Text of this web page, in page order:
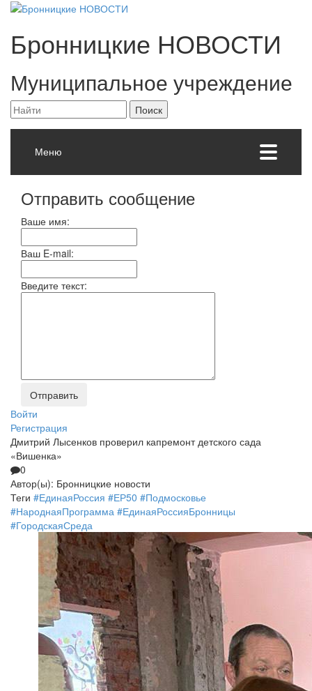
Бронницкие НОВОСТИ
Муниципальное учреждение
Меню
Отправить сообщение
Ваше имя:
Ваш E-mail:
Введите текст:
Войти
Регистрация
Дмитрий Лысенков проверил капремонт детского сада
«Вишенка»
0
Автор(ы): Бронницкие новости
Теги #ЕдинаяРоссия #ЕР50 #Подмосковье
#НароднаяПрограмма #ЕдинаяРоссияБронницы
#ГородскаяСреда